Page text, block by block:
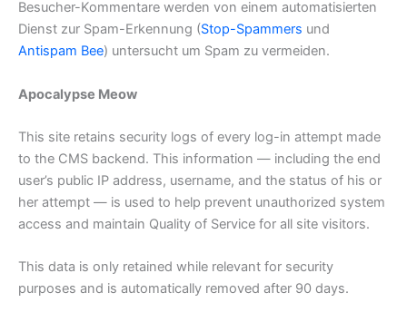
Besucher-Kommentare werden von einem automatisierten
Dienst zur Spam-Erkennung (Stop-Spammers und
Antispam Bee) untersucht um Spam zu vermeiden.
Apocalypse Meow
This site retains security logs of every log-in attempt made
to the CMS backend. This information — including the end
user’s public IP address, username, and the status of his or
her attempt — is used to help prevent unauthorized system
access and maintain Quality of Service for all site visitors.
This data is only retained while relevant for security
purposes and is automatically removed after 90 days.